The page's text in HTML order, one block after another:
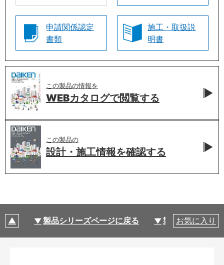
申請関係認定
書類
施工・取扱説
明書
この製品の情報を
WEBカタログで閲覧する
この製品の
設計・施工情報を確認する
製品シリーズページに戻る 製品仕様
お気に入り